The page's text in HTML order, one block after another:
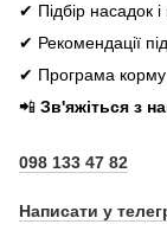
✔ Підбір насадок
✔ Рекомендації
✔ Програма корму
📲 Зв'яжіться з
098 133 47 82
Написати у